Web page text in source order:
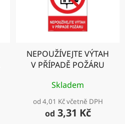
NEPOUŽÍVEJTE VÝTAH
V PŘÍPADĚ POŽÁRU
Skladem
od 4,01 Kč včetně DPH
od 3,31 Kč